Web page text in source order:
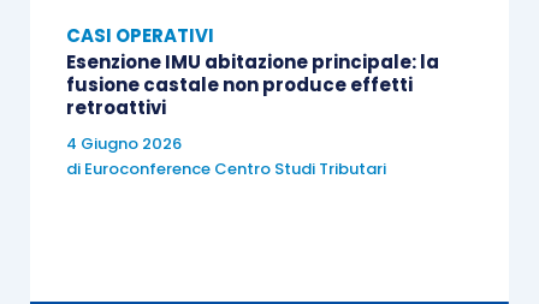
CASI OPERATIVI
Esenzione IMU abitazione principale: la
fusione castale non produce effetti
retroattivi
4 Giugno 2026
di Euroconference Centro Studi Tributari